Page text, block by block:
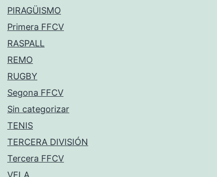
PIRAGÜISMO
Primera FFCV
RASPALL
REMO
RUGBY
Segona FFCV
Sin categorizar
TENIS
TERCERA DIVISIÓN
Tercera FFCV
VELA